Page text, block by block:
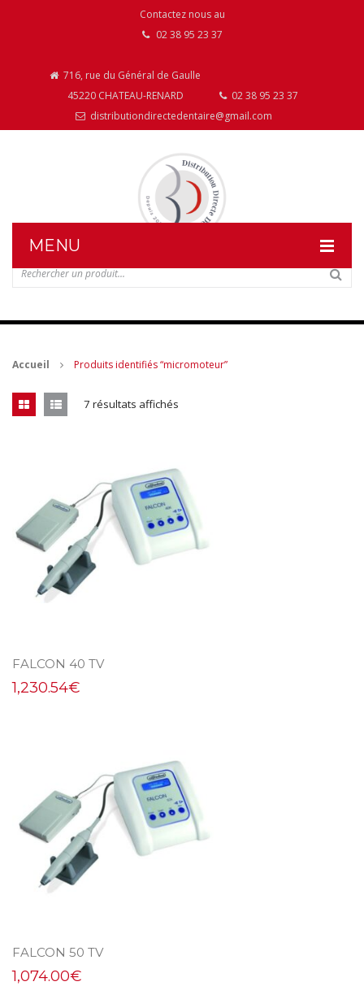
Contactez nous au
02 38 95 23 37
716, rue du Général de Gaulle
45220 CHATEAU-RENARD
02 38 95 23 37
distributiondirectedentaire@gmail.com
MENU
NOS PRODUITS
MES ACHATS
Mon compte
Accueil Produits identifiés “micromoteur”
7 résultats affichés
FALCON 40 TV
1,230.54€
FALCON 50 TV
1,074.00€